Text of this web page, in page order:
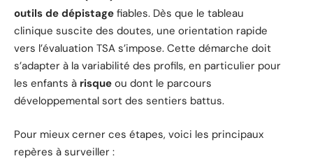
outils de dépistage fiables. Dès que le tableau
clinique suscite des doutes, une orientation rapide
vers l’évaluation TSA s’impose. Cette démarche doit
s’adapter à la variabilité des profils, en particulier pour
les enfants à risque ou dont le parcours
développemental sort des sentiers battus.
Pour mieux cerner ces étapes, voici les principaux
repères à surveiller :